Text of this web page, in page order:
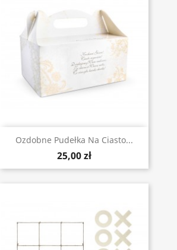
Ozdobne Pudełka Na Ciasto...
25,00 zł